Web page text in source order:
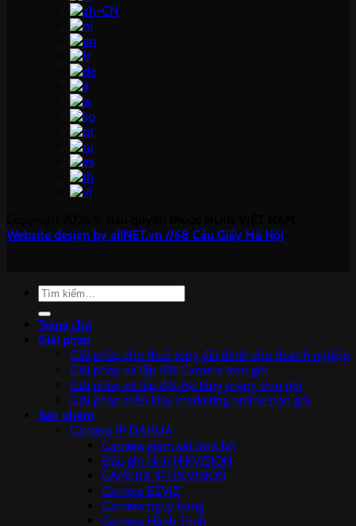
Website design by allNET.vn //68 Cầu Giấy Hà Nội
Tìm
Trang chủ
Giải pháp
Giải pháp cho thuê tổng đài dành cho doanh nghiệp
Giải pháp và lắp đặt Camera trọn gói
Giải pháp và lắp đặt Hạ tầng mạng trọn gói
Giải pháp triển khai marketing online trọn gói
Sản phẩm
Camera IP DAHUA
Camera giám sát trọn bộ
Đầu ghi hình HIKVISION
CAMERA IP HIKVISION
Camera EZVIZ
Camera ngụy trang
Camera Hành Trình